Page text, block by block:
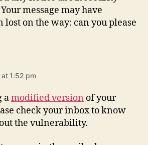
message may have
lost on the way: can you please
1:52 pm
amodified version of your
check your inbox to know
the vulnerability.